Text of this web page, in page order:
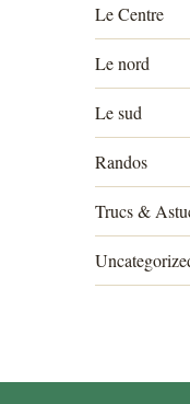
Le Centre
Le nord
Le sud
Randos
Trucs &